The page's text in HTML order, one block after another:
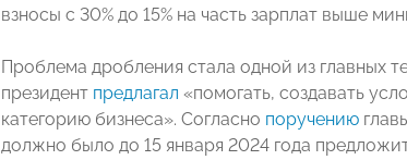
взносы с 30% до 15% на часть зарплат выше
Проблема дробления стала одной из главных
президент предлагал «помогать, создавать
категорию бизнеса». Согласно поручению
должно было до 15 января 2024 года